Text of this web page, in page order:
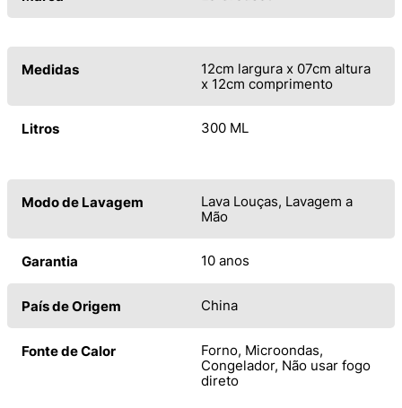
Medidas
12cm largura x 07cm altura
x 12cm comprimento
Litros 300 ML
Modo de Lavagem
Lava Louças, Lavagem a
Mão
Garantia 10 anos
País de Origem China
Fonte de Calor
Forno, Microondas,
Congelador, Não usar fogo
direto